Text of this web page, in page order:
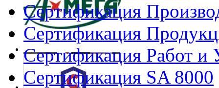
Сертификация
Сертификация
Сертификация Работ и
Сертификация SA 8000